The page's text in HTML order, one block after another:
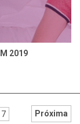
2019
7 Próxima